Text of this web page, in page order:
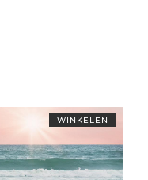
WINKELEN